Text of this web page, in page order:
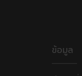
ข้อมูล